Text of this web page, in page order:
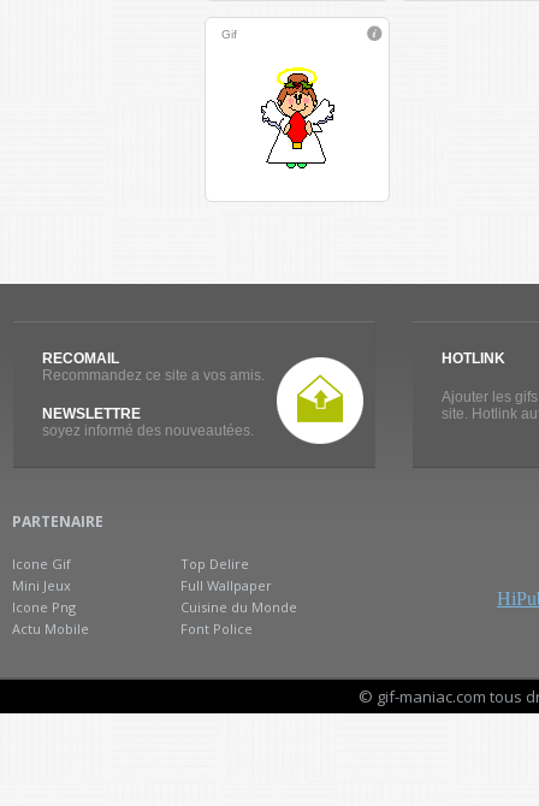
Gif
RECOMAIL
Recommandez ce site a vos amis.
NEWSLETTRE
soyez informé des nouveautées.
HOTLINK
Ajouter les
site. Hotlink
PARTENAIRE
Icone Gif
Mini Jeux
Icone Png
Actu Mobile
Top Delire
Full Wallpaper
Cuisine du Monde
Font Police
© gif-maniac.com tous